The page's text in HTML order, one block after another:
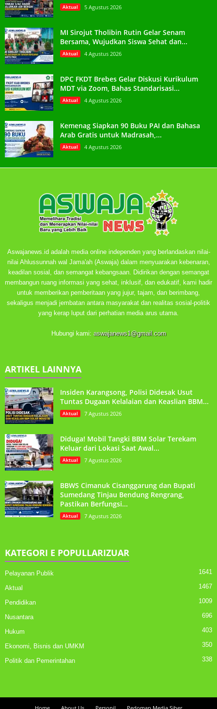
Aktual 5 Agustus 2026
MI Sirojut Tholibin Rutin Gelar Senam
Bersama, Wujudkan Siswa Sehat dan...
Aktual 4 Agustus 2026
DPC FKDT Brebes Gelar Diskusi Kurikulum
MDT via Zoom, Bahas Standarisasi...
Aktual 4 Agustus 2026
Kemenag Siapkan 90 Buku PAI dan Bahasa
Arab Gratis untuk Madrasah,...
Aktual 4 Agustus 2026
Aswajanews.id adalah media online independen yang berlandaskan nilai-
nilai Ahlussunnah wal Jama'ah (Aswaja) dalam menyuarakan kebenaran,
keadilan sosial, dan semangat kebangsaan. Didirikan dengan semangat
membangun ruang informasi yang sehat, inklusif, dan edukatif, kami hadir
untuk memberikan pemberitaan yang jujur, tajam, dan berimbang,
sekaligus menjadi jembatan antara masyarakat dan realitas sosial-politik
yang kerap luput dari perhatian media arus utama.
Hubungi kami: aswajanews1@gmail.com
ARTIKEL LAINNYA
Insiden Karangsong, Polisi Didesak Usut
Tuntas Dugaan Kelalaian dan Keaslian BBM...
Aktual 7 Agustus 2026
Diduga! Mobil Tangki BBM Solar Terekam
Keluar dari Lokasi Saat Awal...
Aktual 7 Agustus 2026
BBWS Cimanuk Cisanggarung dan Bupati
Sumedang Tinjau Bendung Rengrang,
Pastikan Berfungsi...
Aktual 7 Agustus 2026
KATEGORI E POPULLARIZUAR
Pelayanan Publik 1641
Aktual 1467
Pendidikan 1009
Nusantara 696
Hukum 403
Ekonomi, Bisnis dan UMKM 350
Politik dan Pemerintahan 338